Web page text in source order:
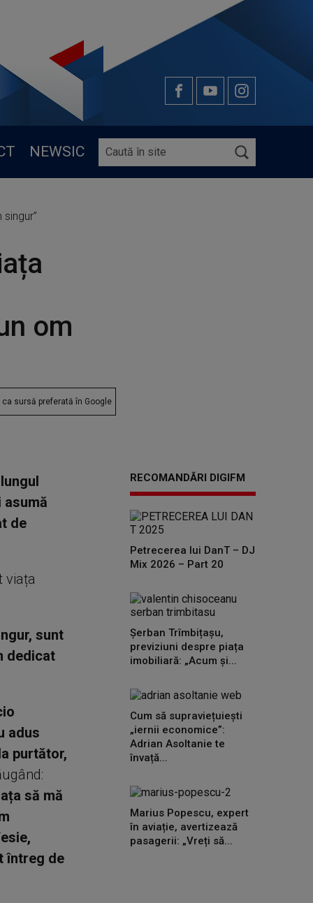
NEWSIC
om
ca sursă preferată în Google
de
viața
sunt
dedicat
adus
purtător,
să mă
întreg de
RECOMANDĂRI DIGIFM
Petrecerea lui DanT – DJ
Mix 2026 – Part 20
Șerban Trîmbițașu,
previziuni despre piața
imobiliară: „Acum și...
Cum să supraviețuiești
„iernii economice”:
Adrian Asoltanie te
învață...
Marius Popescu, expert
în aviație, avertizează
pasagerii: „Vreți să...